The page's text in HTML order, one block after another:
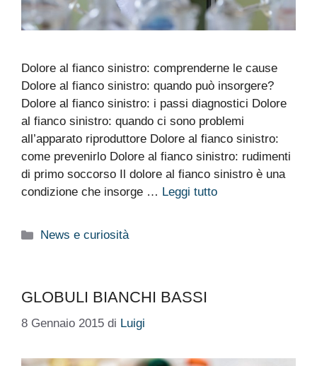
Dolore al fianco sinistro: comprenderne le cause
Dolore al fianco sinistro: quando può insorgere?
Dolore al fianco sinistro: i passi diagnostici Dolore
al fianco sinistro: quando ci sono problemi
all’apparato riproduttore Dolore al fianco sinistro:
come prevenirlo Dolore al fianco sinistro: rudimenti
di primo soccorso Il dolore al fianco sinistro è una
condizione che insorge … Leggi tutto
Categorie
News e curiosità
GLOBULI BIANCHI BASSI
8 Gennaio 2015 di Luigi